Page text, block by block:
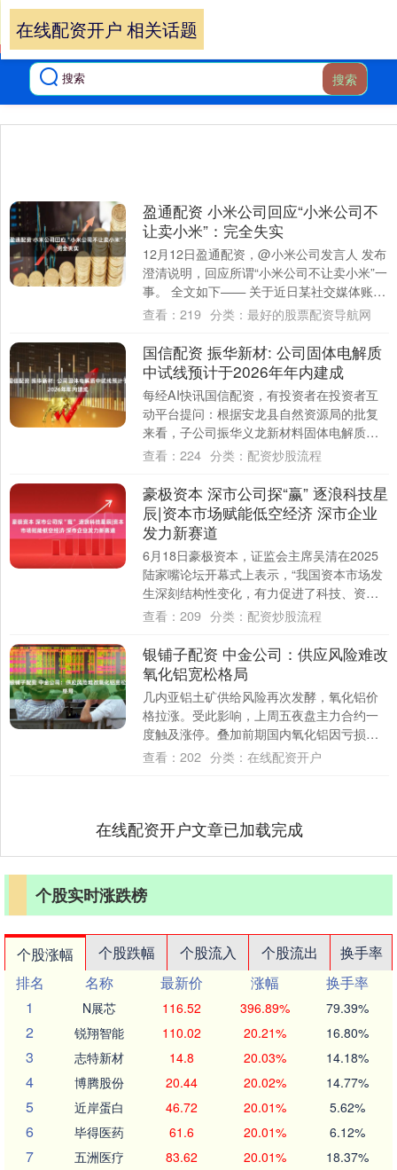
搜索
在线配资开户 相关话题
盈通配资 小米公司回应“小米公司不
让卖小米”：完全失实
12月12日盈通配资，@小米公司发言人 发布
澄清说明，回应所谓“小米公司不让卖小米”一
事。 全文如下—— 关于近日某社交媒体账号
发布视频 ，歪曲事实、恶意造谣所....
查看： 219 分类： 最好的股票配资导航网
国信配资 振华新材: 公司固体电解质
中试线预计于2026年年内建成
每经AI快讯国信配资，有投资者在投资者互
动平台提问：根据安龙县自然资源局的批复
来看，子公司振华义龙新材料固体电解质中
试线工程设计方案已于2025年10月21日获....
查看： 224 分类： 配资炒股流程
豪极资本 深市公司探“赢” 逐浪科技星
辰|资本市场赋能低空经济 深市企业
发力新赛道
6月18日豪极资本，证监会主席吴清在2025
陆家嘴论坛开幕式上表示，“我国资本市场发
生深刻结构性变化，有力促进了科技、资
本、产业良性循环”。低空经济领域的蓬勃
查看： 209 分类： 配资炒股流程
银铺子配资 中金公司：供应风险难改
氧化铝宽松格局
几内亚铝土矿供给风险再次发酵，氧化铝价
格拉涨。受此影响，上周五夜盘主力合约一
度触及涨停。叠加前期国内氧化铝因亏损减
产导致的现货库存下降，氧化铝价格自底部
查看： 202 分类： 在线配资开户
在线配资开户文章已加载完成
个股实时涨跌榜
个股涨幅 个股跌幅 个股流入 个股流出
换手率
排名
名称 最新价 涨幅
换手率
1
N展芯 116.52 396.89% 79.39%
2 锐翔智能 110.02 20.21% 16.80%
3 志特新材 14.8 20.03% 14.18%
4 博腾股份 20.44 20.02% 14.77%
5 近岸蛋白 46.72 20.01% 5.62%
6 毕得医药 61.6 20.01% 6.12%
7 五洲医疗 83.62 20.01% 18.37%